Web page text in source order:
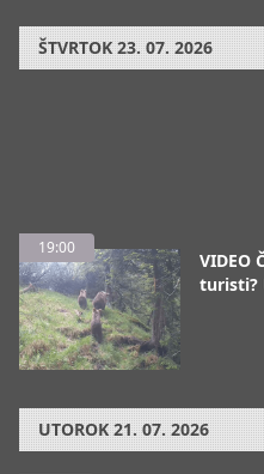
ŠTVRTOK 23. 07. 2026
19:00
VIDEO
turisti?
UTOROK 21. 07. 2026